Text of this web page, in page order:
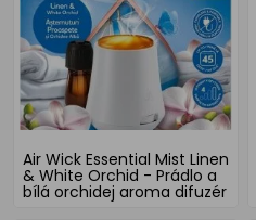
Air Wick Essential Mist Linen
& White Orchid - Prádlo a
bílá orchidej aroma difuzér
komplet 20 ml